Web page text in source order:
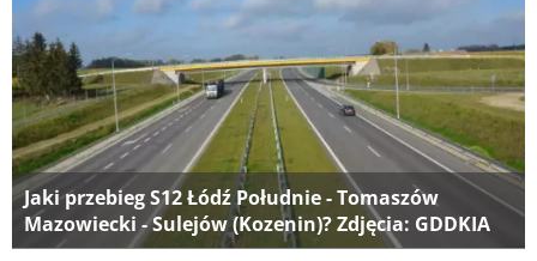
Jaki przebieg S12 Łódź Południe - Tomaszów
Mazowiecki - Sulejów (Kozenin)? Zdjęcia: GDDKIA